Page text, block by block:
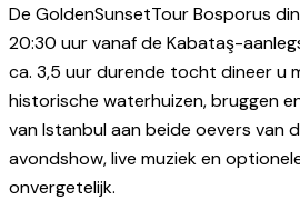
De GoldenSunsetTour Bosporus
20:30 uur vanaf de Kabataş-
ca. 3,5 uur durende tocht dineer u
historische waterhuizen, bruggen
van Istanbul aan beide oevers van
avondshow, live muziek en
onvergetelijk.